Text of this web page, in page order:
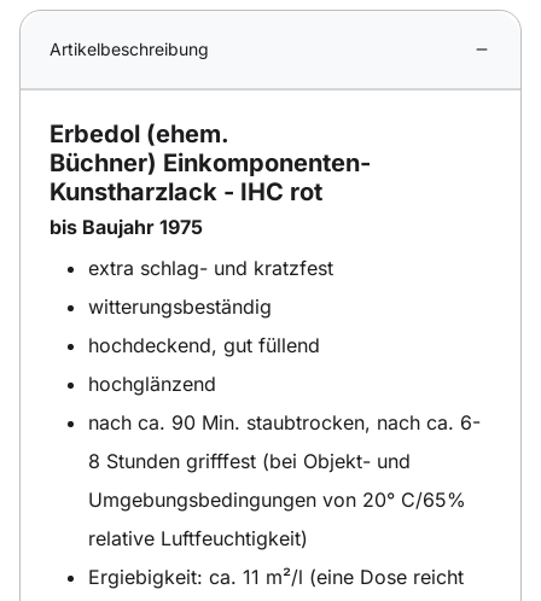
Artikelbeschreibung
Erbedol (ehem.
Büchner) Einkomponenten-
Kunstharzlack - IHC rot
bis Baujahr 1975
extra schlag- und kratzfest
witterungsbeständig
hochdeckend, gut füllend
hochglänzend
nach ca. 90 Min. staubtrocken, nach ca. 6-
8 Stunden grifffest (bei Objekt- und
Umgebungsbedingungen von 20° C/65%
relative Luftfeuchtigkeit)
Ergiebigkeit: ca. 11 m²/l (eine Dose reicht